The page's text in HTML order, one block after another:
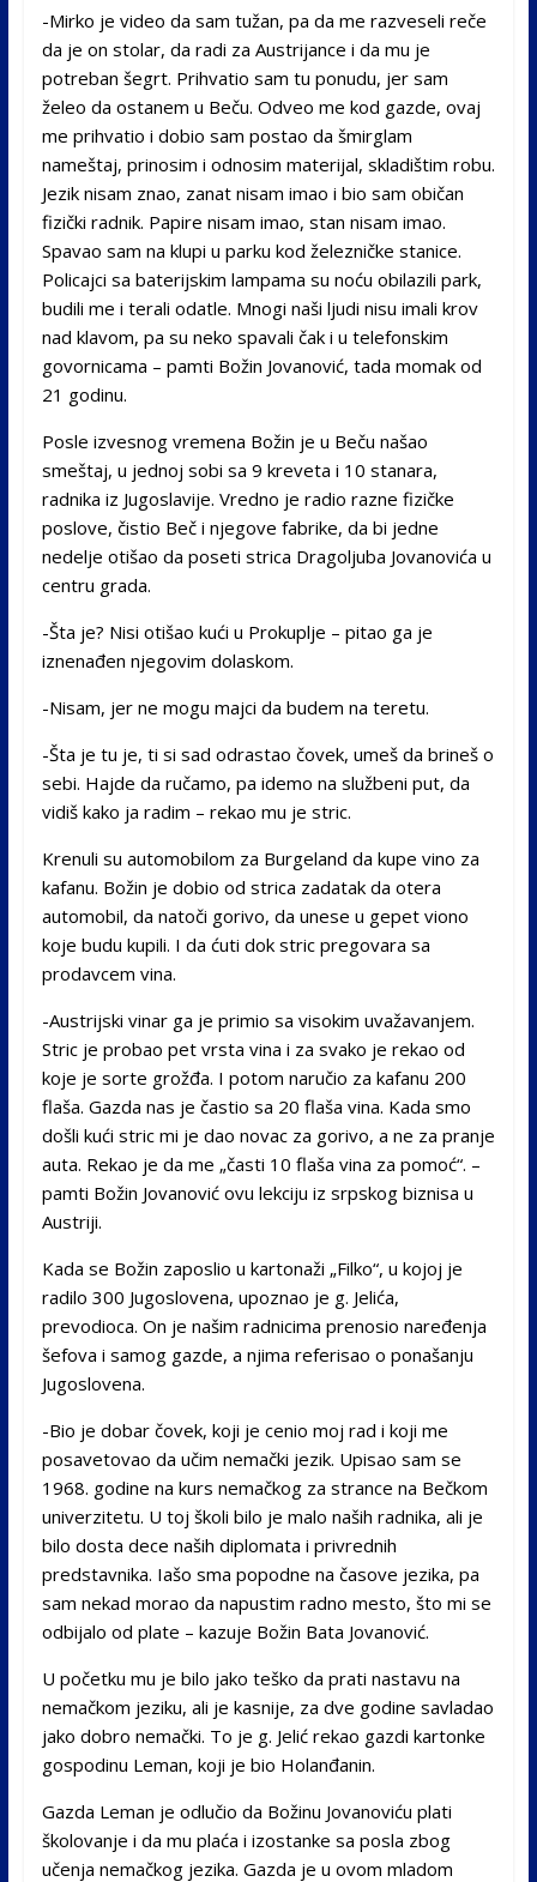
-Mirko je video da sam tužan, pa da me razveseli reče
da je on stolar, da radi za Austrijance i da mu je
potreban šegrt. Prihvatio sam tu ponudu, jer sam
želeo da ostanem u Beču. Odveo me kod gazde, ovaj
me prihvatio i dobio sam postao da šmirglam
nameštaj, prinosim i odnosim materijal, skladištim robu.
Jezik nisam znao, zanat nisam imao i bio sam običan
fizički radnik. Papire nisam imao, stan nisam imao.
Spavao sam na klupi u parku kod železničke stanice.
Policajci sa baterijskim lampama su noću obilazili park,
budili me i terali odatle. Mnogi naši ljudi nisu imali krov
nad klavom, pa su neko spavali čak i u telefonskim
govornicama – pamti Božin Jovanović, tada momak od
21 godinu.
Posle izvesnog vremena Božin je u Beču našao
smeštaj, u jednoj sobi sa 9 kreveta i 10 stanara,
radnika iz Jugoslavije. Vredno je radio razne fizičke
poslove, čistio Beč i njegove fabrike, da bi jedne
nedelje otišao da poseti strica Dragoljuba Jovanovića u
centru grada.
-Šta je? Nisi otišao kući u Prokuplje – pitao ga je
iznenađen njegovim dolaskom.
-Nisam, jer ne mogu majci da budem na teretu.
-Šta je tu je, ti si sad odrastao čovek, umeš da brineš o
sebi. Hajde da ručamo, pa idemo na službeni put, da
vidiš kako ja radim – rekao mu je stric.
Krenuli su automobilom za Burgeland da kupe vino za
kafanu. Božin je dobio od strica zadatak da otera
automobil, da natoči gorivo, da unese u gepet viono
koje budu kupili. I da ćuti dok stric pregovara sa
prodavcem vina.
-Austrijski vinar ga je primio sa visokim uvažavanjem.
Stric je probao pet vrsta vina i za svako je rekao od
koje je sorte grožđa. I potom naručio za kafanu 200
flaša. Gazda nas je častio sa 20 flaša vina. Kada smo
došli kući stric mi je dao novac za gorivo, a ne za pranje
auta. Rekao je da me „časti 10 flaša vina za pomoć“. –
pamti Božin Jovanović ovu lekciju iz srpskog biznisa u
Austriji.
Kada se Božin zaposlio u kartonaži „Filko“, u kojoj je
radilo 300 Jugoslovena, upoznao je g. Jelića,
prevodioca. On je našim radnicima prenosio naređenja
šefova i samog gazde, a njima referisao o ponašanju
Jugoslovena.
-Bio je dobar čovek, koji je cenio moj rad i koji me
posavetovao da učim nemački jezik. Upisao sam se
1968. godine na kurs nemačkog za strance na Bečkom
univerzitetu. U toj školi bilo je malo naših radnika, ali je
bilo dosta dece naših diplomata i privrednih
predstavnika. Iašo sma popodne na časove jezika, pa
sam nekad morao da napustim radno mesto, što mi se
odbijalo od plate – kazuje Božin Bata Jovanović.
U početku mu je bilo jako teško da prati nastavu na
nemačkom jeziku, ali je kasnije, za dve godine savladao
jako dobro nemački. To je g. Jelić rekao gazdi kartonke
gospodinu Leman, koji je bio Holanđanin.
Gazda Leman je odlučio da Božinu Jovanoviću plati
školovanje i da mu plaća i izostanke sa posla zbog
učenja nemačkog jezika. Gazda je u ovom mladom